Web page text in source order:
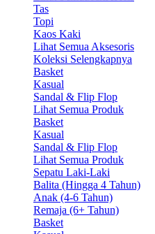
Tas
Topi
Kaos Kaki
Lihat Semua Aksesoris
Koleksi Selengkapnya
Basket
Kasual
Sandal & Flip Flop
Lihat Semua Produk
Basket
Kasual
Sandal & Flip Flop
Lihat Semua Produk
Sepatu Laki-Laki
Balita (Hingga 4 Tahun)
Anak (4-6 Tahun)
Remaja (6+ Tahun)
Basket